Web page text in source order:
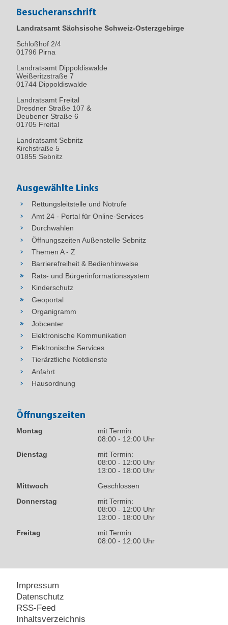
Besucheranschrift
Landratsamt Sächsische Schweiz-Osterzgebirge
Schloßhof 2/4
01796 Pirna
Landratsamt Dippoldiswalde
Weißeritzstraße 7
01744 Dippoldiswalde
Landratsamt Freital
Dresdner Straße 107 &
Deubener Straße 6
01705 Freital
Landratsamt Sebnitz
Kirchstraße 5
01855 Sebnitz
Ausgewählte Links
Rettungsleitstelle und Notrufe
Amt 24 - Portal für Online-Services
Durchwahlen
Öffnungszeiten Außenstelle Sebnitz
Themen A - Z
Barrierefreiheit & Bedienhinweise
Rats- und Bürgerinformationssystem
Kinderschutz
Geoportal
Organigramm
Jobcenter
Elektronische Kommunikation
Elektronische Services
Tierärztliche Notdienste
Anfahrt
Hausordnung
Öffnungszeiten
Montag
mit Termin:
08:00 - 12:00 Uhr
Dienstag
mit Termin:
08:00 - 12:00 Uhr
13:00 - 18:00 Uhr
Mittwoch
Geschlossen
Donnerstag
mit Termin:
08:00 - 12:00 Uhr
13:00 - 18:00 Uhr
Freitag
mit Termin:
08:00 - 12:00 Uhr
Impressum
Datenschutz
RSS-Feed
Inhaltsverzeichnis